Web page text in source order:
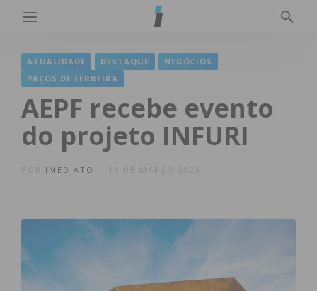
ATUALIDADE DESTAQUE
NEGÓCIOS
PAÇOS DE FERREIRA
AEPF recebe evento
do projeto INFURI
IMEDIATO 11 DE MARÇO 2023